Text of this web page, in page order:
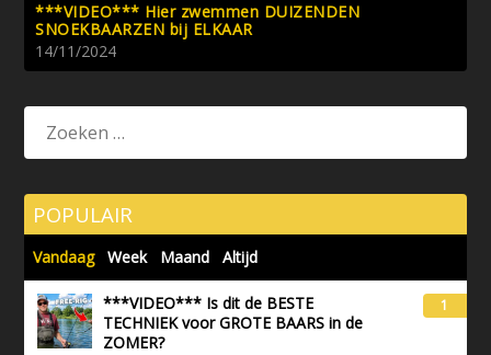
***VIDEO*** Hier zwemmen DUIZENDEN
SNOEKBAARZEN bij ELKAAR
14/11/2024
POPULAIR
Vandaag Week Maand Altijd
***VIDEO*** Is dit de BESTE
TECHNIEK voor GROTE BAARS in de
ZOMER?
1